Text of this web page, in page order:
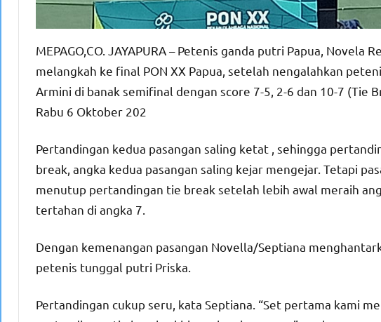
MEPAGO,CO. JAYAPURA – Petenis ganda putri Papua, Novela
melangkah ke final PON XX Papua, setelah nengalahkan
Armini di banak semifinal dengan score 7-5, 2-6 dan 10-7 (Tie
Rabu 6 Oktober 202
Pertandingan kedua pasangan saling ketat , sehingga
break, angka kedua pasangan saling kejar mengejar. Tetapi
menutup pertandingan tie break setelah lebih awal meraih
tertahan di angka 7.
Dengan kemenangan pasangan Novella/Septiana
petenis tunggal putri Priska.
Pertandingan cukup seru, kata Septiana. “Set pertama kami